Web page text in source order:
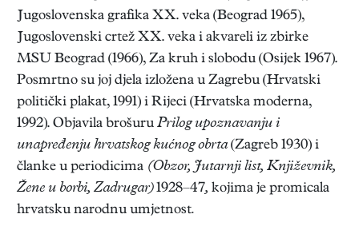
Jugoslovenska grafika XX. veka (Beograd 1965),
Jugoslovenski crtež XX. veka i akvareli iz zbirke
MSU Beograd (1966), Za kruh i slobodu (Osijek 1967).
Posmrtno su joj djela izložena u Zagrebu (Hrvatski
politički plakat, 1991) i Rijeci (Hrvatska moderna,
1992). Objavila brošuru Prilog upoznavanju i
unapređenju hrvatskog kućnog obrta(Zagreb 1930) i
članke u periodicima (Obzor, Jutarnji list, Književnik,
Žene u borbi, Zadrugar)1928–47, kojima je promicala
hrvatsku narodnu umjetnost.